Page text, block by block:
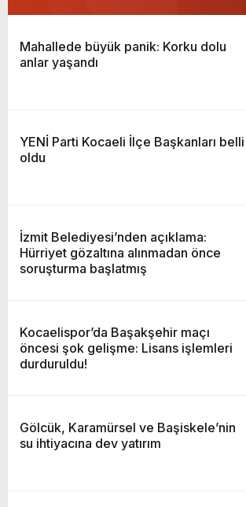
Mahallede büyük panik: Korku dolu
anlar yaşandı
YENİ Parti Kocaeli İlçe Başkanları belli
oldu
İzmit Belediyesi’nden açıklama:
Hürriyet gözaltına alınmadan önce
soruşturma başlatmış
Kocaelispor’da Başakşehir maçı
öncesi şok gelişme: Lisans işlemleri
durduruldu!
Gölcük, Karamürsel ve Başiskele’nin
su ihtiyacına dev yatırım